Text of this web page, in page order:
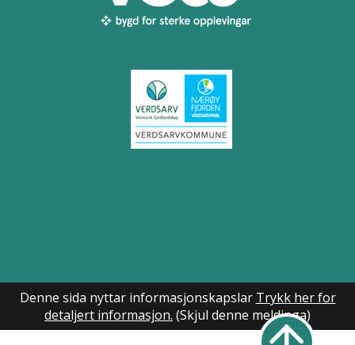
Denne sida nyttar informasjonskapslar Trykk her for
detaljert informasjon. (Skjul denne meldinga)